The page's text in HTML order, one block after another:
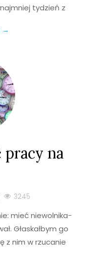
tydzień z
→
na
3245
mieć niewolnika-
Głaskałbym go
z nim w rzucanie